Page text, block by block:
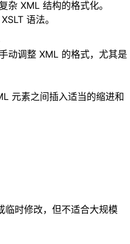
杂 XML 结构的格式化。
语法。
动调整 XML 的格式，尤其是
元素之间插入适当的缩进和
临时修改，但不适合大规模